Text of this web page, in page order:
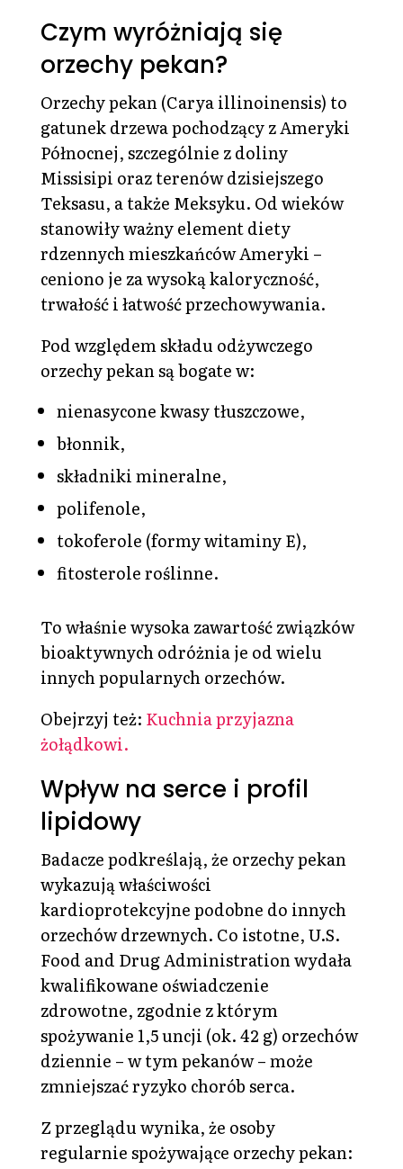
Czym wyróżniają się
orzechy pekan?
Orzechy pekan (Carya illinoinensis) to
gatunek drzewa pochodzący z Ameryki
Północnej, szczególnie z doliny
Missisipi oraz terenów dzisiejszego
Teksasu, a także Meksyku. Od wieków
stanowiły ważny element diety
rdzennych mieszkańców Ameryki –
ceniono je za wysoką kaloryczność,
trwałość i łatwość przechowywania.
Pod względem składu odżywczego
orzechy pekan są bogate w:
nienasycone kwasy tłuszczowe,
błonnik,
składniki mineralne,
polifenole,
tokoferole (formy witaminy E),
fitosterole roślinne.
To właśnie wysoka zawartość związków
bioaktywnych odróżnia je od wielu
innych popularnych orzechów.
Obejrzyj też: Kuchnia przyjazna
żołądkowi.
Wpływ na serce i profil
lipidowy
Badacze podkreślają, że orzechy pekan
wykazują właściwości
kardioprotekcyjne podobne do innych
orzechów drzewnych. Co istotne, U.S.
Food and Drug Administration wydała
kwalifikowane oświadczenie
zdrowotne, zgodnie z którym
spożywanie 1,5 uncji (ok. 42 g) orzechów
dziennie – w tym pekanów – może
zmniejszać ryzyko chorób serca.
Z przeglądu wynika, że osoby
regularnie spożywające orzechy pekan: